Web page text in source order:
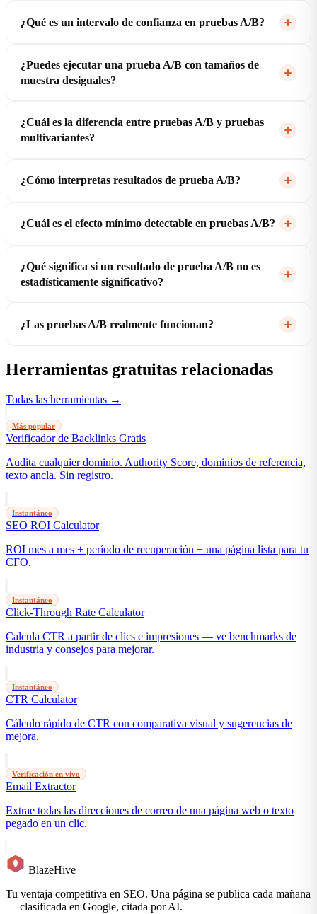
¿Qué es un intervalo de confianza en pruebas A/B?
¿Puedes ejecutar una prueba A/B con tamaños de
muestra desiguales?
¿Cuál es la diferencia entre pruebas A/B y pruebas
multivariantes?
¿Cómo interpretas resultados de prueba A/B?
¿Cuál es el efecto mínimo detectable en pruebas A/B?
¿Qué significa si un resultado de prueba A/B no es
estadísticamente significativo?
¿Las pruebas A/B realmente funcionan?
Herramientas gratuitas relacionadas
Todas las herramientas →
Más popular
Verificador de Backlinks Gratis
Audita cualquier dominio. Authority Score, dominios de referencia,
texto ancla. Sin registro.
Instantáneo
SEO ROI Calculator
ROI mes a mes + período de recuperación + una página lista para tu
CFO.
Instantáneo
Click-Through Rate Calculator
Calcula CTR a partir de clics e impresiones — ve benchmarks de
industria y consejos para mejorar.
Instantáneo
CTR Calculator
Cálculo rápido de CTR con comparativa visual y sugerencias de
mejora.
Verificación en vivo
Email Extractor
Extrae todas las direcciones de correo de una página web o texto
pegado en un clic.
BlazeHive
Tu ventaja competitiva en SEO. Una página se publica cada mañana
— clasificada en Google, citada por AI.